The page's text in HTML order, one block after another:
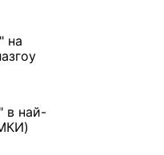
на
в най-